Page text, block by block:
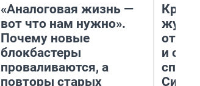
«Аналоговая жизнь —
вот что нам нужно».
Почему новые
блокбастеры
проваливаются, а
повторы старых
и